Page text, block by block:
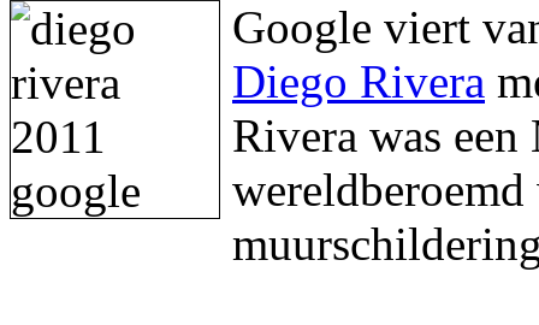
Google viert
Diego Rivera
Rivera was een